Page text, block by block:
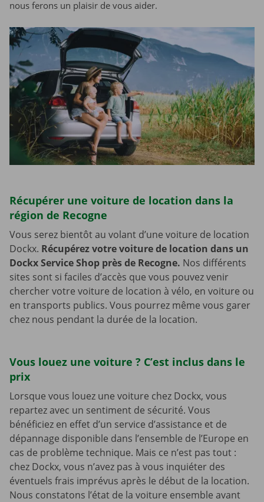
nous ferons un plaisir de vous aider.
Récupérer une voiture de location dans la
région de Recogne
Vous serez bientôt au volant d’une voiture de location
Dockx. Récupérez votre voiture de location dans un
Dockx Service Shop près de Recogne. Nos différents
sites sont si faciles d’accès que vous pouvez venir
chercher votre voiture de location à vélo, en voiture ou
en transports publics. Vous pourrez même vous garer
chez nous pendant la durée de la location.
Vous louez une voiture ? C’est inclus dans le
prix
Lorsque vous louez une voiture chez Dockx, vous
repartez avec un sentiment de sécurité. Vous
bénéficiez en effet d’un service d’assistance et de
dépannage disponible dans l’ensemble de l’Europe en
cas de problème technique. Mais ce n’est pas tout :
chez Dockx, vous n’avez pas à vous inquiéter des
éventuels frais imprévus après le début de la location.
Nous constatons l’état de la voiture ensemble avant